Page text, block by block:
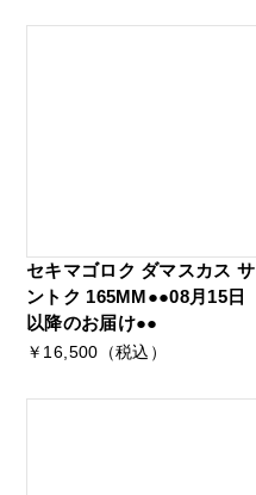
セキマゴロク ダマスカス サ
ントク 165MM●●08月15日
以降のお届け●●
￥16,500（税込）